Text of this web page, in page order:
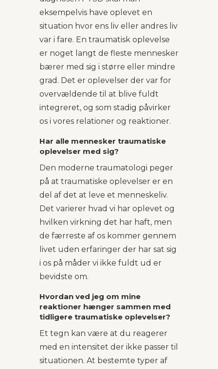
eksempelvis have oplevet en
situation hvor ens liv eller andres liv
var i fare. En traumatisk oplevelse
er noget langt de fleste mennesker
bærer med sig i større eller mindre
grad. Det er oplevelser der var for
overvældende til at blive fuldt
integreret, og som stadig påvirker
os i vores relationer og reaktioner.
Har alle mennesker traumatiske
oplevelser med sig?
Den moderne traumatologi peger
på at traumatiske oplevelser er en
del af det at leve et menneskeliv.
Det varierer hvad vi har oplevet og
hvilken virkning det har haft, men
de færreste af os kommer gennem
livet uden erfaringer der har sat sig
i os på måder vi ikke fuldt ud er
bevidste om.
Hvordan ved jeg om mine
reaktioner hænger sammen med
tidligere traumatiske oplevelser?
Et tegn kan være at du reagerer
med en intensitet der ikke passer til
situationen. At bestemte typer af